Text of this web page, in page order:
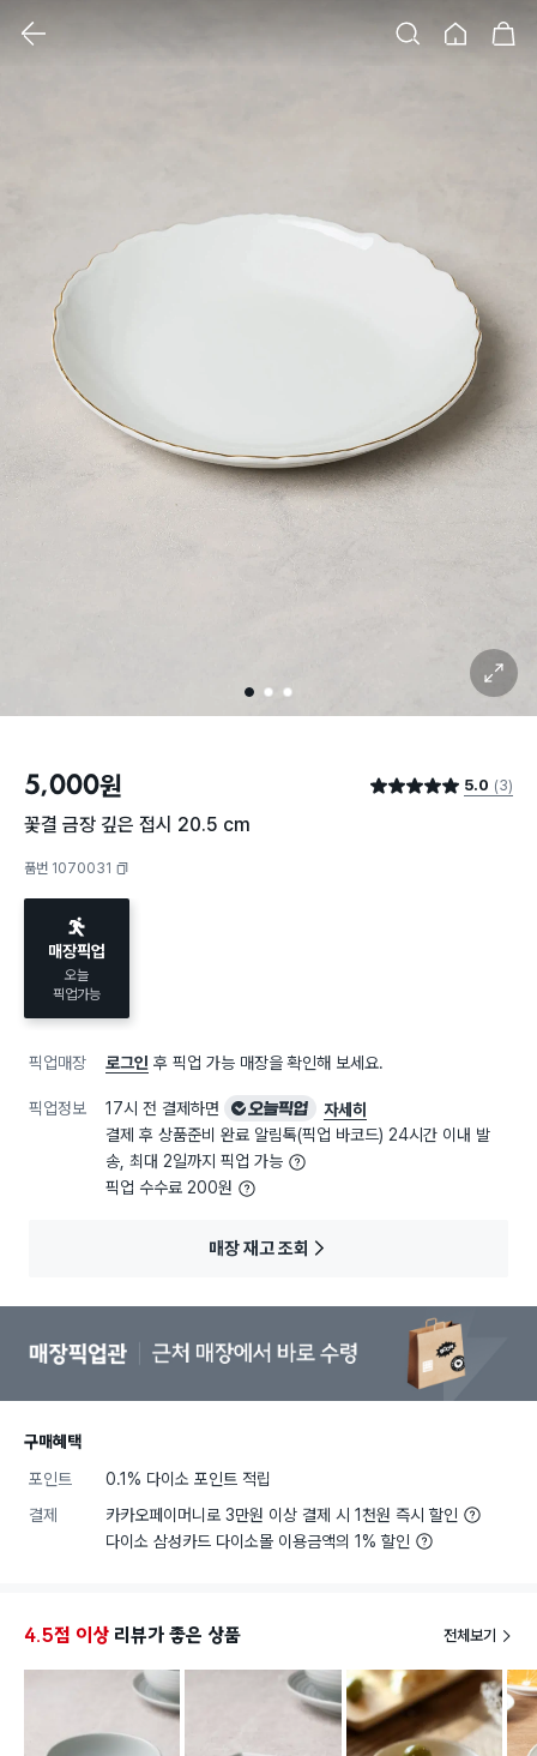
1 2 3
확대 보기
5,000원 별점 5.0점 5.0 (3)
꽃결 금장 깊은 접시 20.5 cm
품번 1070031
매장픽업
오늘
픽업가능
픽업매장 로그인 후 픽업 가능 매장을 확인해 보세요.
픽업정보 17시 전 결제하면 오늘픽업
자세히
결제 후 상품준비 완료 알림톡(픽업 바코드) 24시간 이내 발
송, 최대 2일까지 픽업 가능
픽업 수수료 200원
매장 재고 조회
구매혜택
포인트
0.1% 다이소 포인트 적립
결제
카카오페이머니로 3만원 이상 결제 시 1천원 즉시 할인
다이소 삼성카드 다이소몰 이용금액의 1% 할인
4.5점 이상 리뷰가 좋은 상품 전체보기